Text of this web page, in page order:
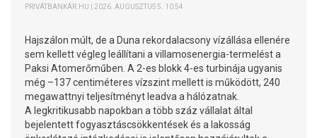
PRIVÁTBANKÁR.HU | 2026. AUGUSZTUS 5. 10:54
Hajszálon múlt, de a Duna rekordalacsony vízállása ellenére
sem kellett végleg leállítani a villamosenergia-termelést a
Paksi Atomerőműben. A 2-es blokk 4-es turbinája ugyanis
még –137 centiméteres vízszint mellett is működött, 240
megawattnyi teljesítményt leadva a hálózatnak.
A legkritikusabb napokban a több száz vállalat által
bejelentett fogyasztáscsökkentések és a lakosság